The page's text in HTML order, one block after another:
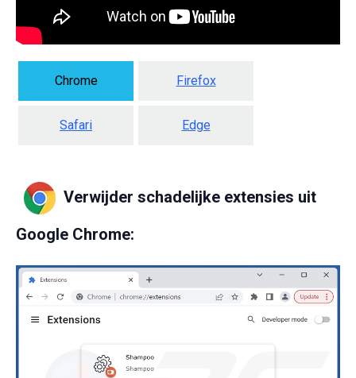
Chrome Firefox
Safari Edge
Verwijder schadelijke extensies uit
Google Chrome: